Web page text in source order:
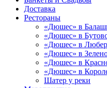
Доставка
Рестораны
«Дюшес» в
«Дюшес» в
«Дюшес» в
«Дюшес» в
«Дюшес» в
«Дюшес» в
Шатер у реки